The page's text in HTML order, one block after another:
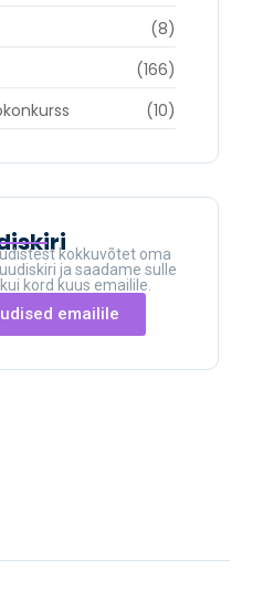
(8)
(166)
(10)
kokkuvõtet oma
ja saadame sulle
kord kuus emailile.
emailile